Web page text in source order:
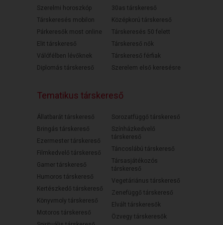
Szerelmi horoszkóp
Társkeresés mobilon
Párkeresők most online
Elit társkereső
Válófélben lévőknek
Diplomás társkereső
30as társkereső
Középkorú társkereső
Társkeresés 50 felett
Társkereső nők
Társkereső férfiak
Szerelem első keresésre
Tematikus társkereső
Állatbarát társkereső
Bringás társkereső
Ezermester társkereső
Filmkedvelő társkereső
Gamer társkereső
Humoros társkereső
Kertészkedő társkereső
Könyvmoly társkereső
Motoros társkereső
Sorozatfüggő társkereső
Színházkedvelő
társkereső
Táncoslábú társkereső
Társasjátékozós
társkereső
Vegetáriánus társkereső
Zenefüggő társkereső
Elvált társkeresők
Özvegy társkeresők